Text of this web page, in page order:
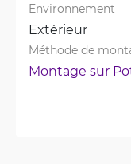
Environnement
Extérieur
Méthode de
Montage sur